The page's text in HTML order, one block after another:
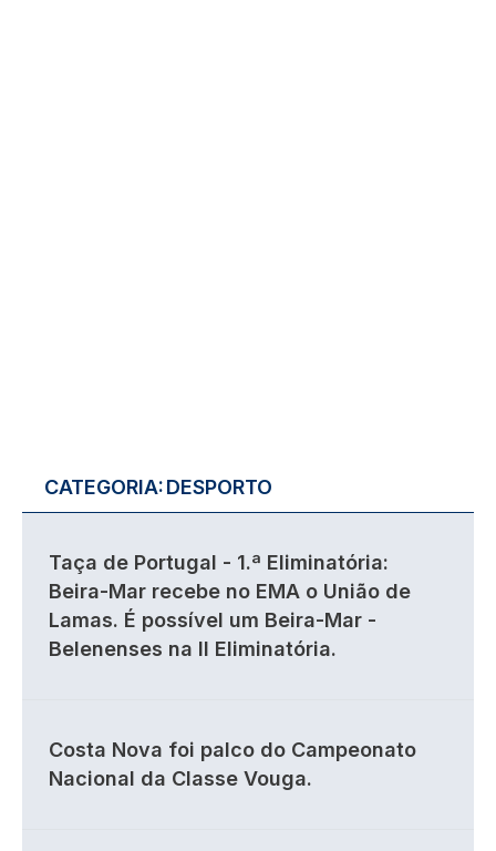
CATEGORIA:DESPORTO
Taça de Portugal - 1.ª Eliminatória:
Beira-Mar recebe no EMA o União de
Lamas. É possível um Beira-Mar -
Belenenses na II Eliminatória.
Costa Nova foi palco do Campeonato
Nacional da Classe Vouga.